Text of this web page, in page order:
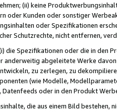
(ii) keine
oder Kunden oder sonstiger
oder Spezifikationen
Schutzrechte, nicht entfernen,
die Spezifikationen oder die in
anderweitig abgeleitete Werke
zu zerlegen, zu
(wie Modelle,
Datenfeeds oder in den Produkt
die aus einem Bild bestehen,